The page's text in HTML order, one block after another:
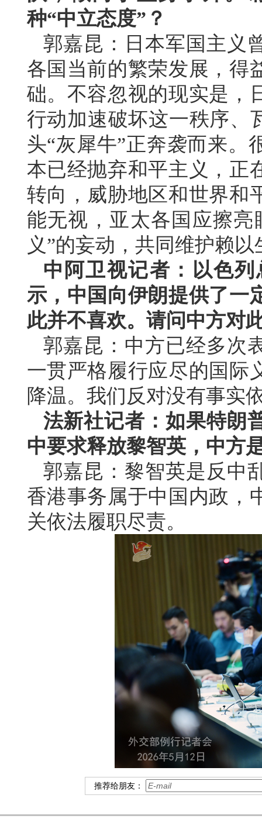
种“中立态度”？
郭嘉昆：日本军国主义
各国当前的繁荣发展，得
础。不容忽视的现实是，
行动加速破坏这一秩序、
头“灰犀牛”正奔袭而来。
本已经抛弃和平主义，正
转向，威胁地区和世界和
能无视，亚太各国应擦
义”的妄动，共同维护赖
中阿卫视记者：以色
示，中国向伊朗提供了一
此并不喜欢。请问中方对
郭嘉昆：中方已经多次
一贯严格履行应尽的国际
降温。我们反对没有事实
法新社记者：如果特朗
中要求释放黎智英，中方
郭嘉昆：黎智英是反中
香港事务属于中国内政，
关依法履职尽责。
推荐给朋友：